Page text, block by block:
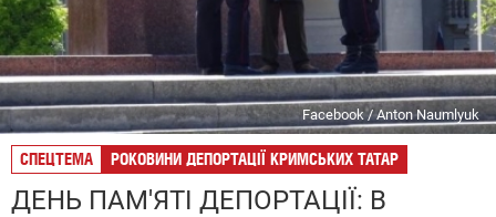
Facebook / Anton Naumlyuk
СПЕЦТЕМА РОКОВИНИ ДЕПОРТАЦІЇ КРИМСЬКИХ ТАТАР
ДЕНЬ ПАМ'ЯТІ ДЕПОРТАЦІЇ: В